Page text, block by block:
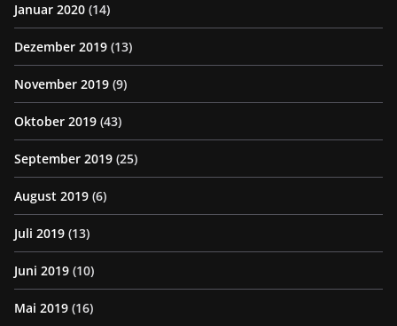
Januar 2020 (14)
Dezember 2019 (13)
November 2019 (9)
Oktober 2019 (43)
September 2019 (25)
August 2019 (6)
Juli 2019 (13)
Juni 2019 (10)
Mai 2019 (16)